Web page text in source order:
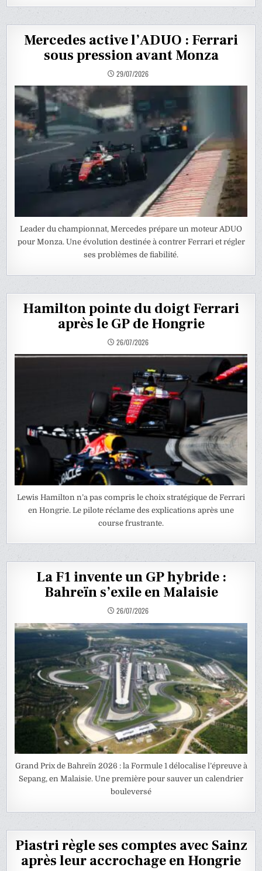
Mercedes active l’ADUO : Ferrari
sous pression avant Monza
29/07/2026
Leader du championnat, Mercedes prépare un moteur ADUO
pour Monza. Une évolution destinée à contrer Ferrari et régler
ses problèmes de fiabilité.
Hamilton pointe du doigt Ferrari
après le GP de Hongrie
26/07/2026
Lewis Hamilton n’a pas compris le choix stratégique de Ferrari
en Hongrie. Le pilote réclame des explications après une
course frustrante.
La F1 invente un GP hybride :
Bahreïn s’exile en Malaisie
26/07/2026
Grand Prix de Bahreïn 2026 : la Formule 1 délocalise l’épreuve à
Sepang, en Malaisie. Une première pour sauver un calendrier
bouleversé
Piastri règle ses comptes avec Sainz
après leur accrochage en Hongrie